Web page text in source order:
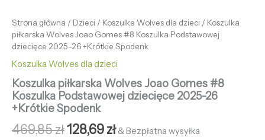
Strona główna / Dzieci / Koszulka Wolves dla dzieci / Koszulka
piłkarska Wolves Joao Gomes #8 Koszulka Podstawowej
dziecięce 2025-26 +Krótkie Spodenk
Koszulka Wolves dla dzieci
Koszulka piłkarska Wolves Joao Gomes #8
Koszulka Podstawowej dziecięce 2025-26
+Krótkie Spodenk
469,85zł128,69zł & Bezpłatna wysyłka